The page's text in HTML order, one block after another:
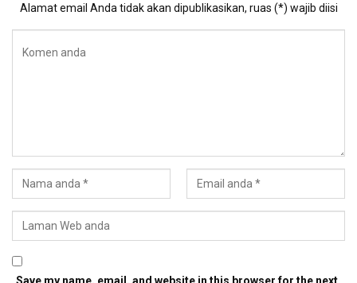
Alamat email Anda tidak akan dipublikasikan, ruas (*) wajib diisi
Save my name, email, and website in this browser for the next